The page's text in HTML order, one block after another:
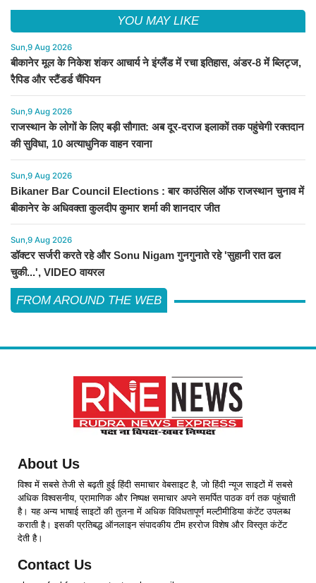
YOU MAY LIKE
Sun,9 Aug 2026
बीकानेर मूल के निकेश शंकर आचार्य ने इंग्लैंड में रचा इतिहास, अंडर-8 में ब्लिट्ज,
रैपिड और स्टैंडर्ड चैंपियन
Sun,9 Aug 2026
राजस्थान के लोगों के लिए बड़ी सौगात: अब दूर-दराज इलाकों तक पहुंचेगी रक्तदान
की सुविधा, 10 अत्याधुनिक वाहन रवाना
Sun,9 Aug 2026
Bikaner Bar Council Elections : बार काउंसिल ऑफ राजस्थान चुनाव में
बीकानेर के अधिवक्ता कुलदीप कुमार शर्मा की शानदार जीत
Sun,9 Aug 2026
डॉक्टर सर्जरी करते रहे और Sonu Nigam गुनगुनाते रहे 'सुहानी रात ढल
चुकी...', VIDEO वायरल
FROM AROUND THE WEB
About Us
विश्व में सबसे तेजी से बढ़ती हुई हिंदी समाचार वेबसाइट है, जो हिंदी न्यूज साइटों में सबसे
अधिक विश्वसनीय, प्रामाणिक और निष्पक्ष समाचार अपने समर्पित पाठक वर्ग तक पहुंचाती
है। यह अन्य भाषाई साइटों की तुलना में अधिक विविधतापूर्ण मल्टीमीडिया कंटेंट उपलब्ध
कराती है। इसकी प्रतिबद्ध ऑनलाइन संपादकीय टीम हररोज विशेष और विस्तृत कंटेंट
देती है।
Contact Us